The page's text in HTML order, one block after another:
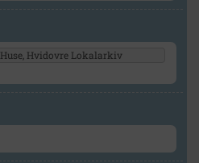
Hvidovre Lokalarkiv